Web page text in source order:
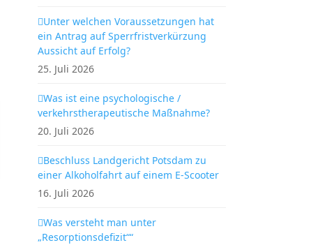
Unter welchen Voraussetzungen hat
ein Antrag auf Sperrfristverkürzung
Aussicht auf Erfolg?
25. Juli 2026
Was ist eine psychologische /
verkehrstherapeutische Maßnahme?
20. Juli 2026
Beschluss Landgericht Potsdam zu
einer Alkoholfahrt auf einem E-Scooter
16. Juli 2026
Was versteht man unter
„Resorptionsdefizit““